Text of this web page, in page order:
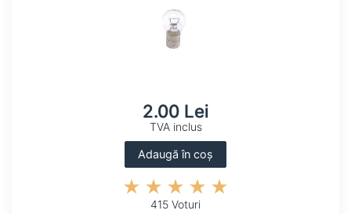
2.00 Lei
TVA inclus
Adaugă în coș
415 Voturi